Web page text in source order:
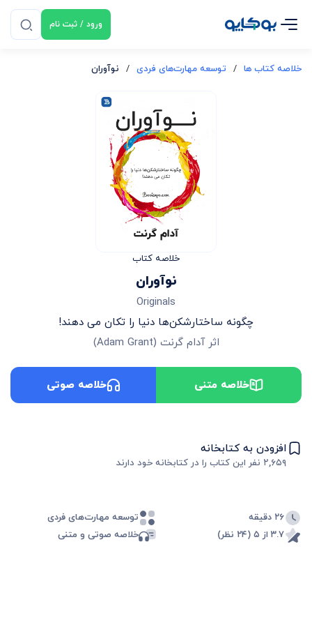
ورود / ثبت نام
خلاصه کتاب ها / توسعه مهارت‌های فردی / نوآوران
خلاصه کتاب
نوآوران
Originals
چگونه ساختارشکن‌ها دنیا را تکان می دهند!
اثر آدام گرنت (
Adam Grant
)
خلاصه متنی خلاصه صوتی
افزودن به کتابخانه
۲,۶۵۹ نفر این کتاب را در کتابخانه خود دارند
۲۶ دقیقه
توسعه مهارت‌های فردی
۳.۷ از ۵ (۲۴ نظر)
خلاصه صوتی و متنی